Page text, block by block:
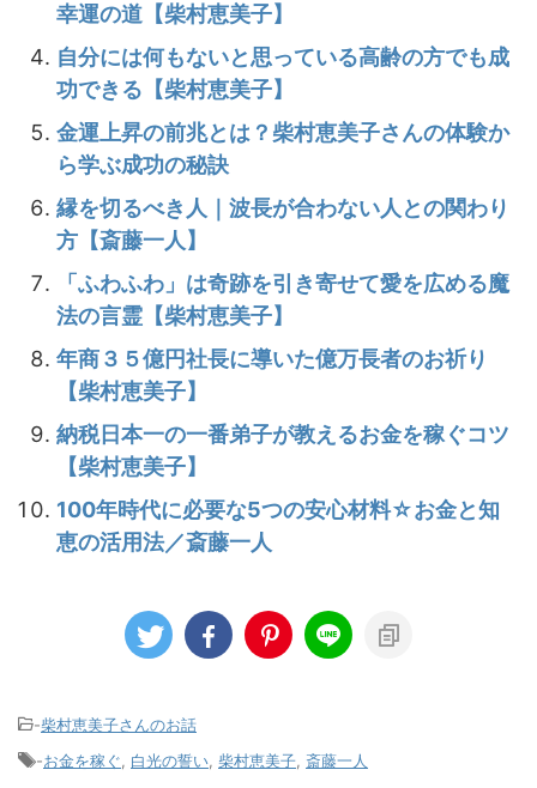
幸運の道【柴村恵美子】
自分には何もないと思っている高齢の方でも成
功できる【柴村恵美子】
金運上昇の前兆とは？柴村恵美子さんの体験か
ら学ぶ成功の秘訣
縁を切るべき人｜波長が合わない人との関わり
方【斎藤一人】
「ふわふわ」は奇跡を引き寄せて愛を広める魔
法の言霊【柴村恵美子】
年商３５億円社長に導いた億万長者のお祈り
【柴村恵美子】
納税日本一の一番弟子が教えるお金を稼ぐコツ
【柴村恵美子】
100年時代に必要な5つの安心材料☆お金と知
恵の活用法／斎藤一人
-柴村恵美子さんのお話
-お金を稼ぐ 白光の誓い 柴村恵美子 斎藤一人